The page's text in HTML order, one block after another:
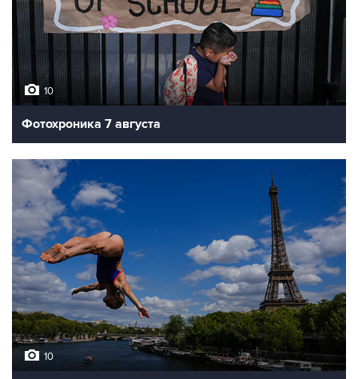
10
Фотохроника 7 августа
10